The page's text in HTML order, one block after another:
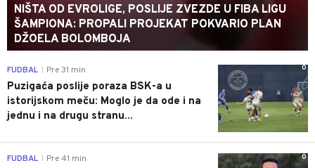
NIŠTA OD EVROLIGE, POSLIJE ZVEZDE U FIBA LIGU
ŠAMPIONA: PROPALI PROJEKAT POKVARIO PLAN
DŽOELA BOLOMBOJA
0
FUDBAL Pre 31 min
Puzigaća poslije poraza BSK-a u
istorijskom meču: Moglo je da ode i na
jednu i na drugu stranu...
0
FUDBAL Pre 41 min